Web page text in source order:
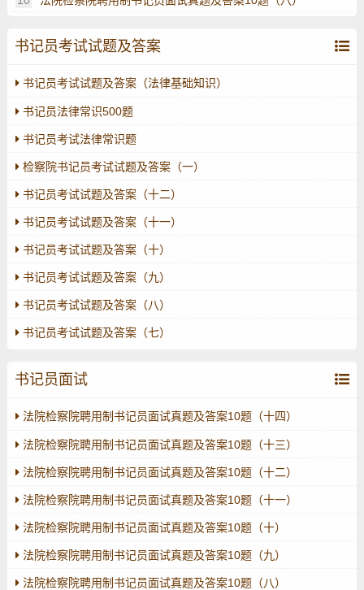
书记员考试试题及答案
书记员考试试题及答案（法律基础知识）
书记员法律常识500题
书记员考试法律常识题
检察院书记员考试试题及答案（一）
书记员考试试题及答案（十二）
书记员考试试题及答案（十一）
书记员考试试题及答案（十）
书记员考试试题及答案（九）
书记员考试试题及答案（八）
书记员考试试题及答案（七）
书记员面试
法院检察院聘用制书记员面试真题及答案10题（十四）
法院检察院聘用制书记员面试真题及答案10题（十三）
法院检察院聘用制书记员面试真题及答案10题（十二）
法院检察院聘用制书记员面试真题及答案10题（十一）
法院检察院聘用制书记员面试真题及答案10题（十）
法院检察院聘用制书记员面试真题及答案10题（九）
法院检察院聘用制书记员面试真题及答案10题（八）